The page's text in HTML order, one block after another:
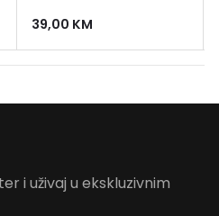
39,00 KM
i uživaj u ekskluzivnim